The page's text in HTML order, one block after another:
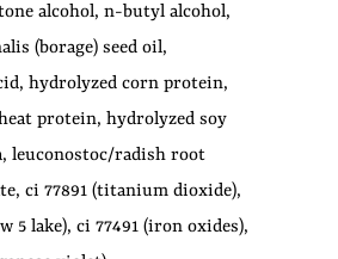
alcohol, n-butyl alcohol,
(borage) seed oil,
hydrolyzed corn protein,
protein, hydrolyzed soy
leuconostoc/radish root
ci 77891 (titanium dioxide),
5 lake), ci 77491 (iron oxides),